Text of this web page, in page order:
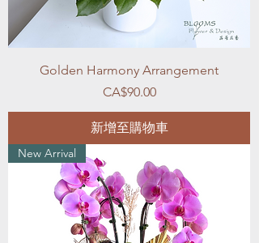
Golden Harmony Arrangement
價格
CA$90.00
新增至購物車
New Arrival